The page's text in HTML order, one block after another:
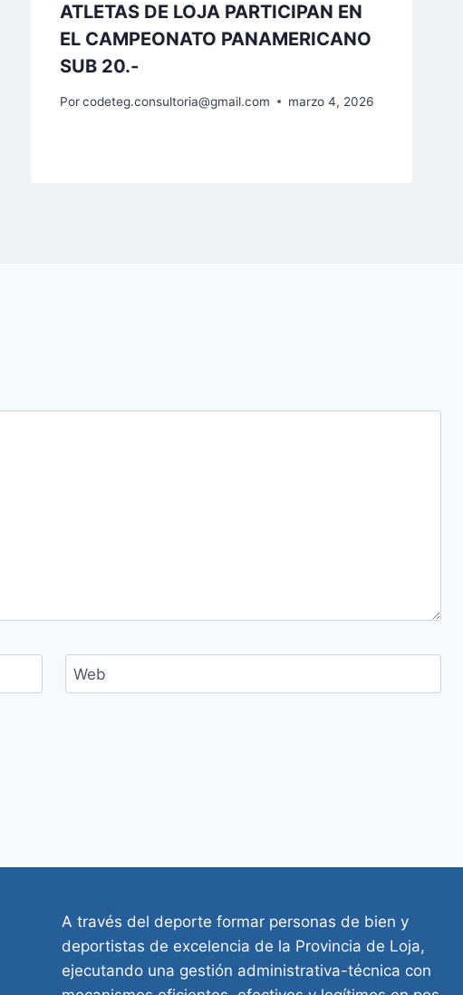
ATLETAS DE LOJA PARTICIPAN EN
EL CAMPEONATO PANAMERICANO
SUB 20.-
Por codeteg.consultoria@gmail.com marzo 4, 2026
Web
A través del deporte formar personas de bien y
deportistas de excelencia de la Provincia de Loja,
ejecutando una gestión administrativa-técnica con